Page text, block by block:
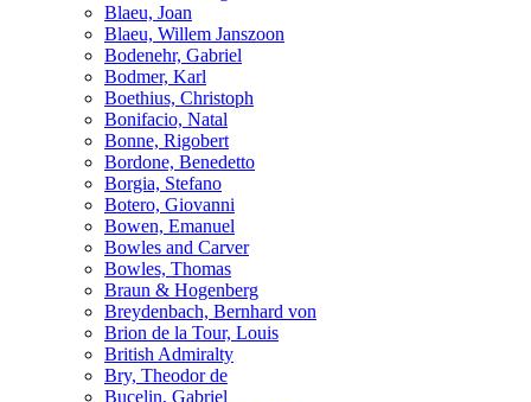
Blaeu, Joan
Blaeu, Willem Janszoon
Bodenehr, Gabriel
Bodmer, Karl
Boethius, Christoph
Bonifacio, Natal
Bonne, Rigobert
Bordone, Benedetto
Borgia, Stefano
Botero, Giovanni
Bowen, Emanuel
Bowles and Carver
Bowles, Thomas
Braun & Hogenberg
Breydenbach, Bernhard von
Brion de la Tour, Louis
British Admiralty
Bry, Theodor de
Bucelin, Gabriel